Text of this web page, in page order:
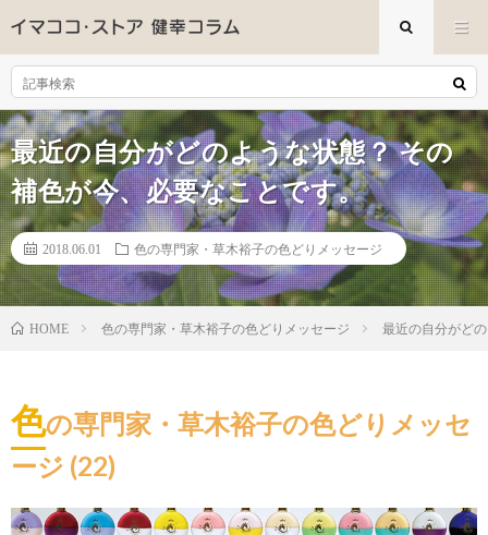
最近の自分がどのような状態？ その
補色が今、必要なことです。
2018.06.01 色の専門家・草木裕子の色どりメッセージ
HOME 色の専門家・草木裕子の色どりメッセージ 最近の自分がど
色の専門家・草木裕子の色どりメッセ
ージ (22)